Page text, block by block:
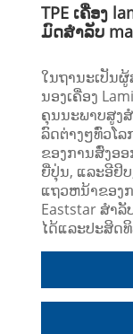
TPE ເຄື່ອງ
ມົດສໍາລັບ
ໃນຖານະເປັນ
ນອງເຄື່ອງ
ຄຸນນະພາບສູງ
ລົດຕ່າງໆທົ່ວໂ
ຂອງການສົ່ງອອ
ຍີ່ປຸ່ນ, ແລະອີຢິ
ແຖວຫນ້າຂອງ
Eaststar ສໍາ
ໄດ້ແລະປະສິດ